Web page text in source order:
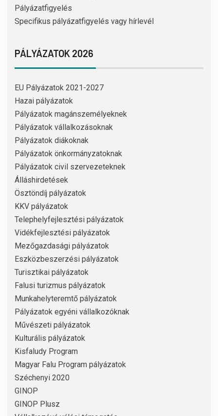
Pályázatfigyelés
Specifikus pályázatfigyelés vagy hírlevél
PÁLYÁZATOK 2026
EU Pályázatok 2021-2027
Hazai pályázatok
Pályázatok magánszemélyeknek
Pályázatok vállalkozásoknak
Pályázatok diákoknak
Pályázatok önkormányzatoknak
Pályázatok civil szervezeteknek
Álláshirdetések
Ösztöndíj pályázatok
KKV pályázatok
Telephelyfejlesztési pályázatok
Vidékfejlesztési pályázatok
Mezőgazdasági pályázatok
Eszközbeszerzési pályázatok
Turisztikai pályázatok
Falusi turizmus pályázatok
Munkahelyteremtő pályázatok
Pályázatok egyéni vállalkozóknak
Művészeti pályázatok
Kulturális pályázatok
Kisfaludy Program
Magyar Falu Program pályázatok
Széchenyi 2020
GINOP
GINOP Plusz